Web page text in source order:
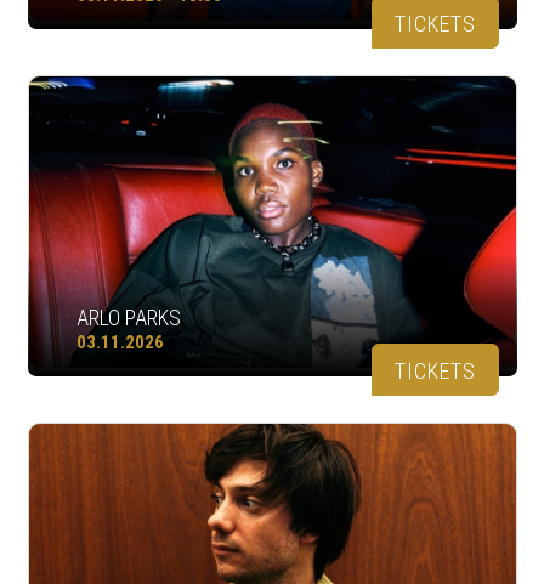
TICKETS
ARLO PARKS
03.11.2026
TICKETS